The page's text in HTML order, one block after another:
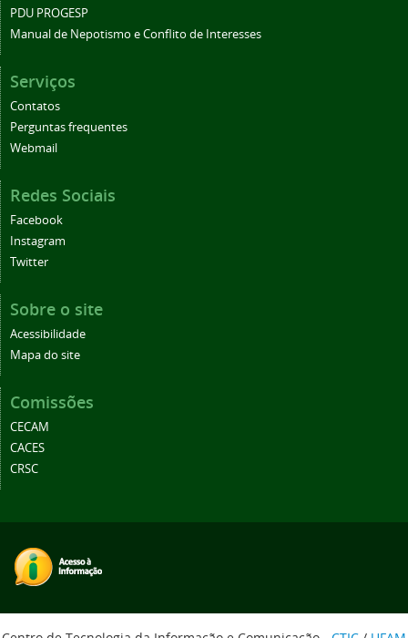
PDU PROGESP
Manual de Nepotismo e Conflito de Interesses
Serviços
Contatos
Perguntas frequentes
Webmail
Redes Sociais
Facebook
Instagram
Twitter
Sobre o site
Acessibilidade
Mapa do site
Comissões
CECAM
CACES
CRSC